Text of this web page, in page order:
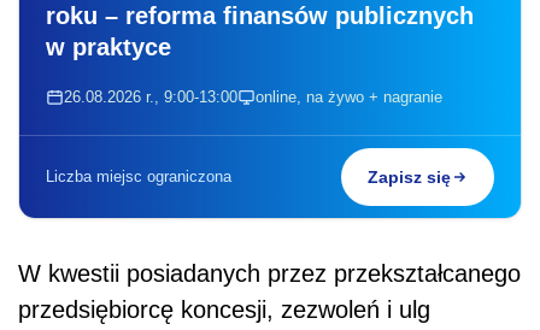
roku – reforma finansów publicznych
w praktyce
26.08.2026 r., 9:00-13:00 online, na żywo + nagranie
Liczba miejsc ograniczona Zapisz się
W kwestii posiadanych przez przekształcanego
przedsiębiorcę koncesji, zezwoleń i ulg